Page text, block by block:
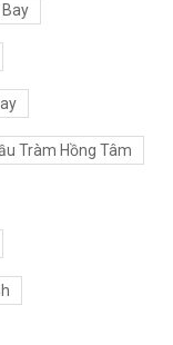
Bay
Tràm Hồng Tâm